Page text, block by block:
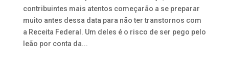
contribuintes mais atentos começarão a se preparar
muito antes dessa data para não ter transtornos com
a Receita Federal. Um deles é o risco de ser pego pelo
leão por conta da...